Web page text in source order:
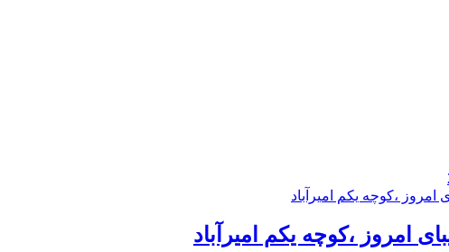
امروز ،کوچه یکم امیرآباد